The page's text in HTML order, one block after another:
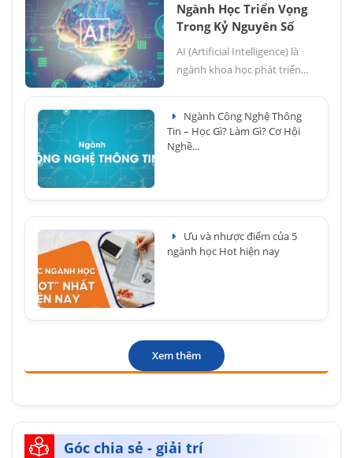
Ngành Học Triển Vọng
Trong Kỷ Nguyên Số
AI (Artificial Intelligence) là
ngành khoa học phát triển...
Ngành Công Nghệ Thông
Tin – Học Gì? Làm Gì? Cơ Hội
Nghề...
Ưu và nhược điểm của 5
ngành học Hot hiện nay
Xem thêm
Góc chia sẻ - giải trí